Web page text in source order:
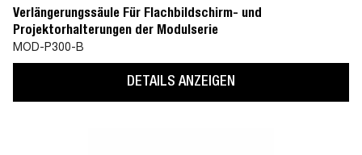
Verlängerungssäule Für Flachbildschirm- und
Projektorhalterungen der Modulserie
MOD-P300-B
DETAILS ANZEIGEN